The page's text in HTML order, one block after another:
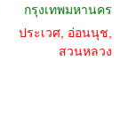
กรุงเทพมหานคร
ประเวศ, อ่อนนุช,
สวนหลวง